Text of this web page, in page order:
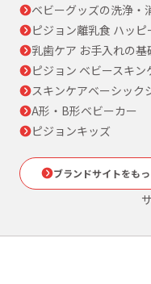
ベビーグッズの洗浄・
ピジョン離乳食 ハッ
乳歯ケア お手入れの基
ピジョン ベビースキン
スキンケアベーシック
A形・B形ベビーカー
ピジョンキッズ
ブランドサイトをも